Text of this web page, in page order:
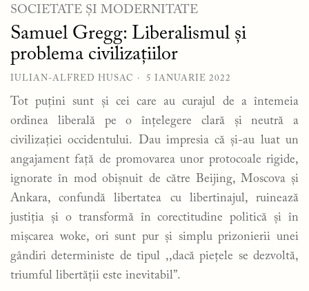
SOCIETATE ȘI MODERNITATE
Samuel Gregg: Liberalismul și
problema civilizațiilor
IULIAN-ALFRED HUSAC 5 IANUARIE 2022
Tot puțini sunt și cei care au curajul de a întemeia
ordinea liberală pe o înțelegere clară și neutră a
civilizației occidentului. Dau impresia că și-au luat un
angajament față de promovarea unor protocoale rigide,
ignorate în mod obișnuit de către Beijing, Moscova și
Ankara, confundă libertatea cu libertinajul, ruinează
justiția și o transformă în corectitudine politică și în
mișcarea woke, ori sunt pur și simplu prizonierii unei
gândiri deterministe de tipul ,,dacă piețele se dezvoltă,
triumful libertății este inevitabil”.